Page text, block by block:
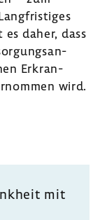
daher, dass
Erkran­
wird.
mit